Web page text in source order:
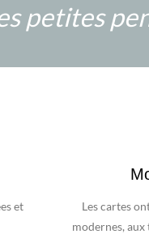
petites
et
Les cartes
modernes,